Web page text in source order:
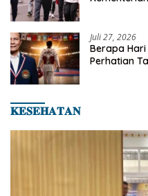
Juli 27, 2026
Berapa
Perhatian
𝐊𝐄𝐒𝐄𝐇𝐀𝐓𝐀𝐍